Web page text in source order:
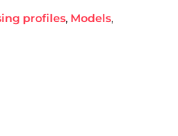
profiles, Models,